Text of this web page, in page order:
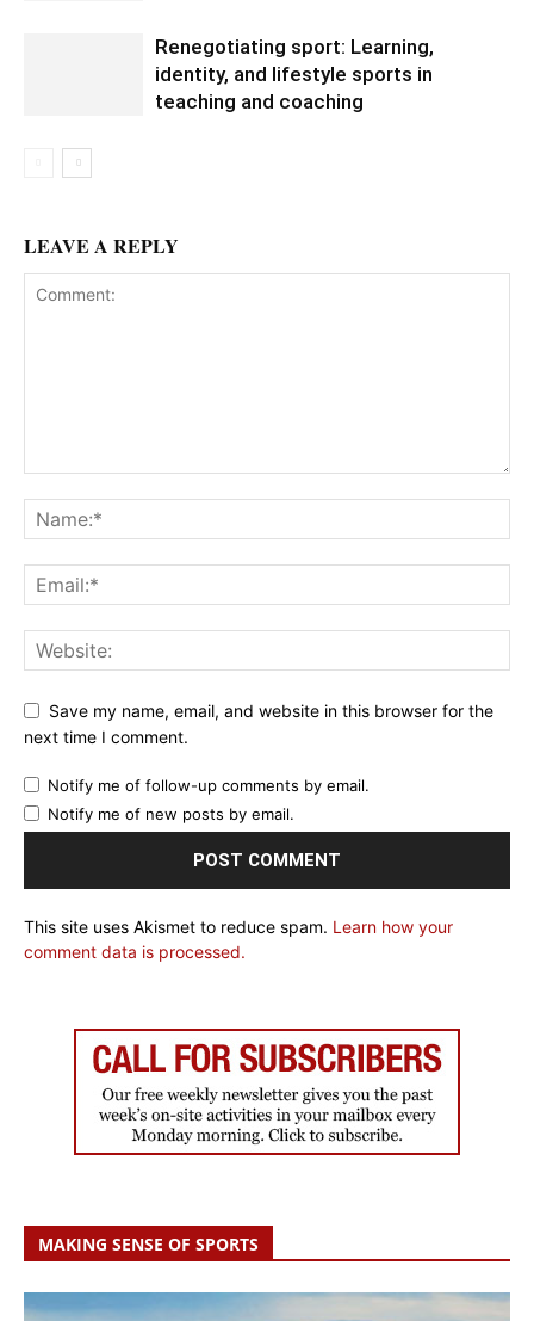
Renegotiating sport: Learning,
identity, and lifestyle sports in
teaching and coaching
LEAVE A REPLY
Save my name, email, and website in this browser for the
next time I comment.
Notify me of follow-up comments by email.
Notify me of new posts by email.
This site uses Akismet to reduce spam. Learn how your
comment data is processed.
MAKING SENSE OF SPORTS